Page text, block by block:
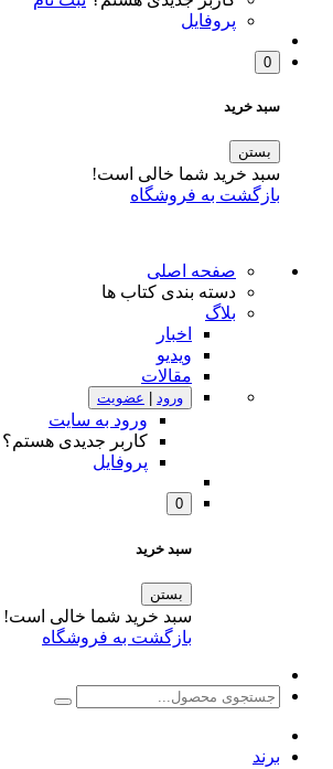
پروفایل
0
سبد خرید
بستن
سبد خرید شما خالی است!
بازگشت به فروشگاه
صفحه اصلی
دسته بندی کتاب ها
بلاگ
اخبار
ویدیو
مقالات
ورود عضویت
ورود به سایت
کاربر جدیدی هستم؟
پروفایل
0
سبد خرید
بستن
سبد خرید شما خالی است!
بازگشت به فروشگاه
برند